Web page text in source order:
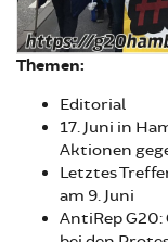
Themen:
Editorial
17. Juni in
Aktionen
Letztes
am 9. Juni
AntiRep G20: